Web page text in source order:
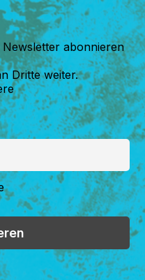
abonnieren
Dritte weiter.